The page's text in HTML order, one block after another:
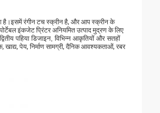
है।इसमें रंगीन टच स्क्रीन है, और आप स्क्रीन के
इंकजेट प्रिंटर अनियमित उत्पाद मुद्रण के लिए
पहिया डिजाइन, विभिन्न आकृतियों और सतहों
पेय, निर्माण सामग्री, दैनिक आवश्यकताओं, रबर